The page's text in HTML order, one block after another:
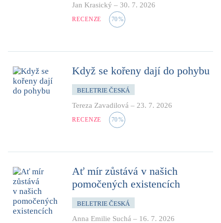
Jan Krasický – 30. 7. 2026
RECENZE 70%
Když se kořeny dají do pohybu
BELETRIE ČESKÁ
Tereza Zavadilová – 23. 7. 2026
RECENZE 70%
Ať mír zůstává v našich
pomočených existencích
BELETRIE ČESKÁ
Anna Emilie Suchá – 16. 7. 2026